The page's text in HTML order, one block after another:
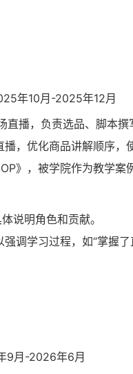
年10月-2025年12月
播，负责选品、脚本撰
，优化商品讲解顺序，
》，被学院作为教学案
说明角色和贡献。
调学习过程，如“掌握了
9月-2026年6月